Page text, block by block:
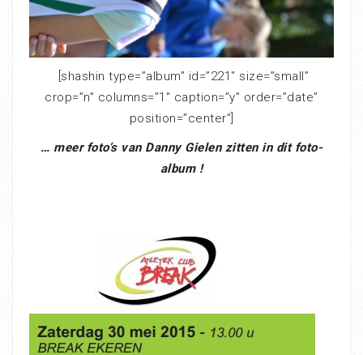
[shashin type=”album” id=”221″ size=”small”
crop=”n” columns=”1″ caption=”y” order=”date”
position=”center”]
… meer foto’s van Danny Gielen zitten in dit foto-
album !